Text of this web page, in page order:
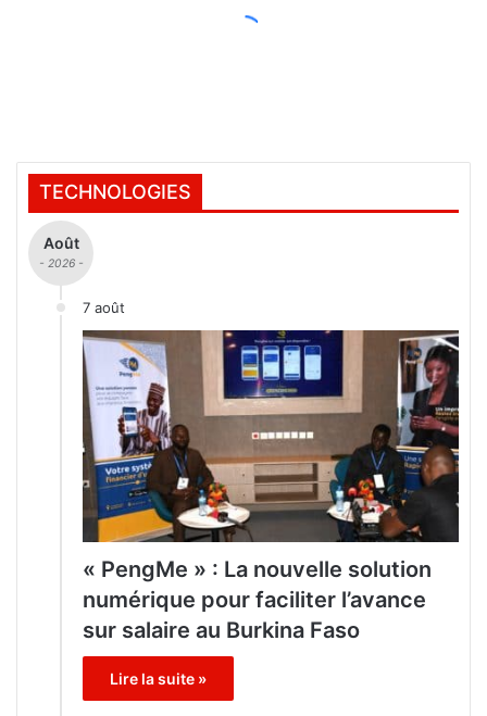
TECHNOLOGIES
Août
- 2026 -
7 août
« PengMe » : La nouvelle solution
numérique pour faciliter l’avance
sur salaire au Burkina Faso
Lire la suite »